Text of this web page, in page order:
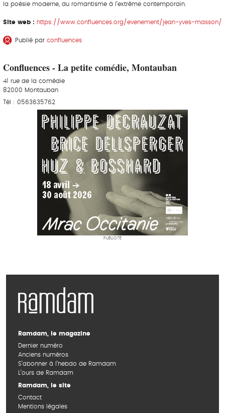
la poésie moderne, du romantisme à l’extrême contemporain.
Site web : https://www.confluences.org/evenement/jean-yves-masson/
Publié par confluences
Confluences - La petite comédie, Montauban
41 rue de la comédie
82000 Montauban
Tél : 0563635762
PUBLICITÉ
Ramdam, le magazine
Dernier numéro
Anciens numéros
S’abonner à l’hebdo de Ramdam
L’ours de Ramdam
Ramdam, le site
Contact
Mentions légales